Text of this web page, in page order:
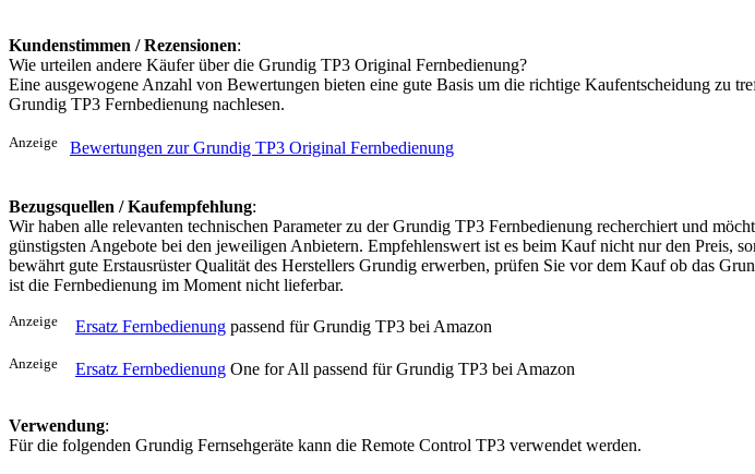
Kundenstimmen / Rezensionen:
Wie urteilen andere Käufer über die Grundig TP3 Original Fernbedienung?
Eine ausgewogene Anzahl von Bewertungen bieten eine gute Basis um die richtige Kaufentscheidung zu
Grundig TP3 Fernbedienung nachlesen.
Anzeige Bewertungen zur Grundig TP3 Original Fernbedienung
Bezugsquellen / Kaufempfehlung:
Wir haben alle relevanten technischen Parameter zu der Grundig TP3 Fernbedienung recherchiert und
günstigsten Angebote bei den jeweiligen Anbietern. Empfehlenswert ist es beim Kauf nicht nur den Preis,
bewährt gute Erstausrüster Qualität des Herstellers Grundig erwerben, prüfen Sie vor dem Kauf ob das
ist die Fernbedienung im Moment nicht lieferbar.
Anzeige Ersatz Fernbedienung passend für Grundig TP3 bei Amazon
Anzeige Ersatz Fernbedienung One for All passend für Grundig TP3 bei Amazon
Verwendung:
Für die folgenden Grundig Fernsehgeräte kann die Remote Control TP3 verwendet werden.